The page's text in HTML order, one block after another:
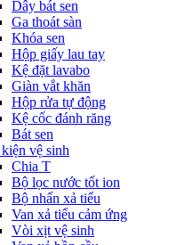
Dây bát sen
Ga thoát sàn
Khóa sen
Hộp giấy lau tay
Kệ đặt lavabo
Giàn vắt khăn
Hộp rửa tự động
Kệ cốc đánh răng
Bát sen
vệ sinh
Chia T
Bộ lọc nước tốt ion
Bộ nhấn xả tiểu
Van xả tiểu cảm ứng
Vòi xịt vệ sinh